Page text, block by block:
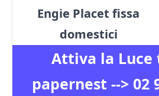
Attiva la
papernest --> 02
Engie Placet fissa
domestici